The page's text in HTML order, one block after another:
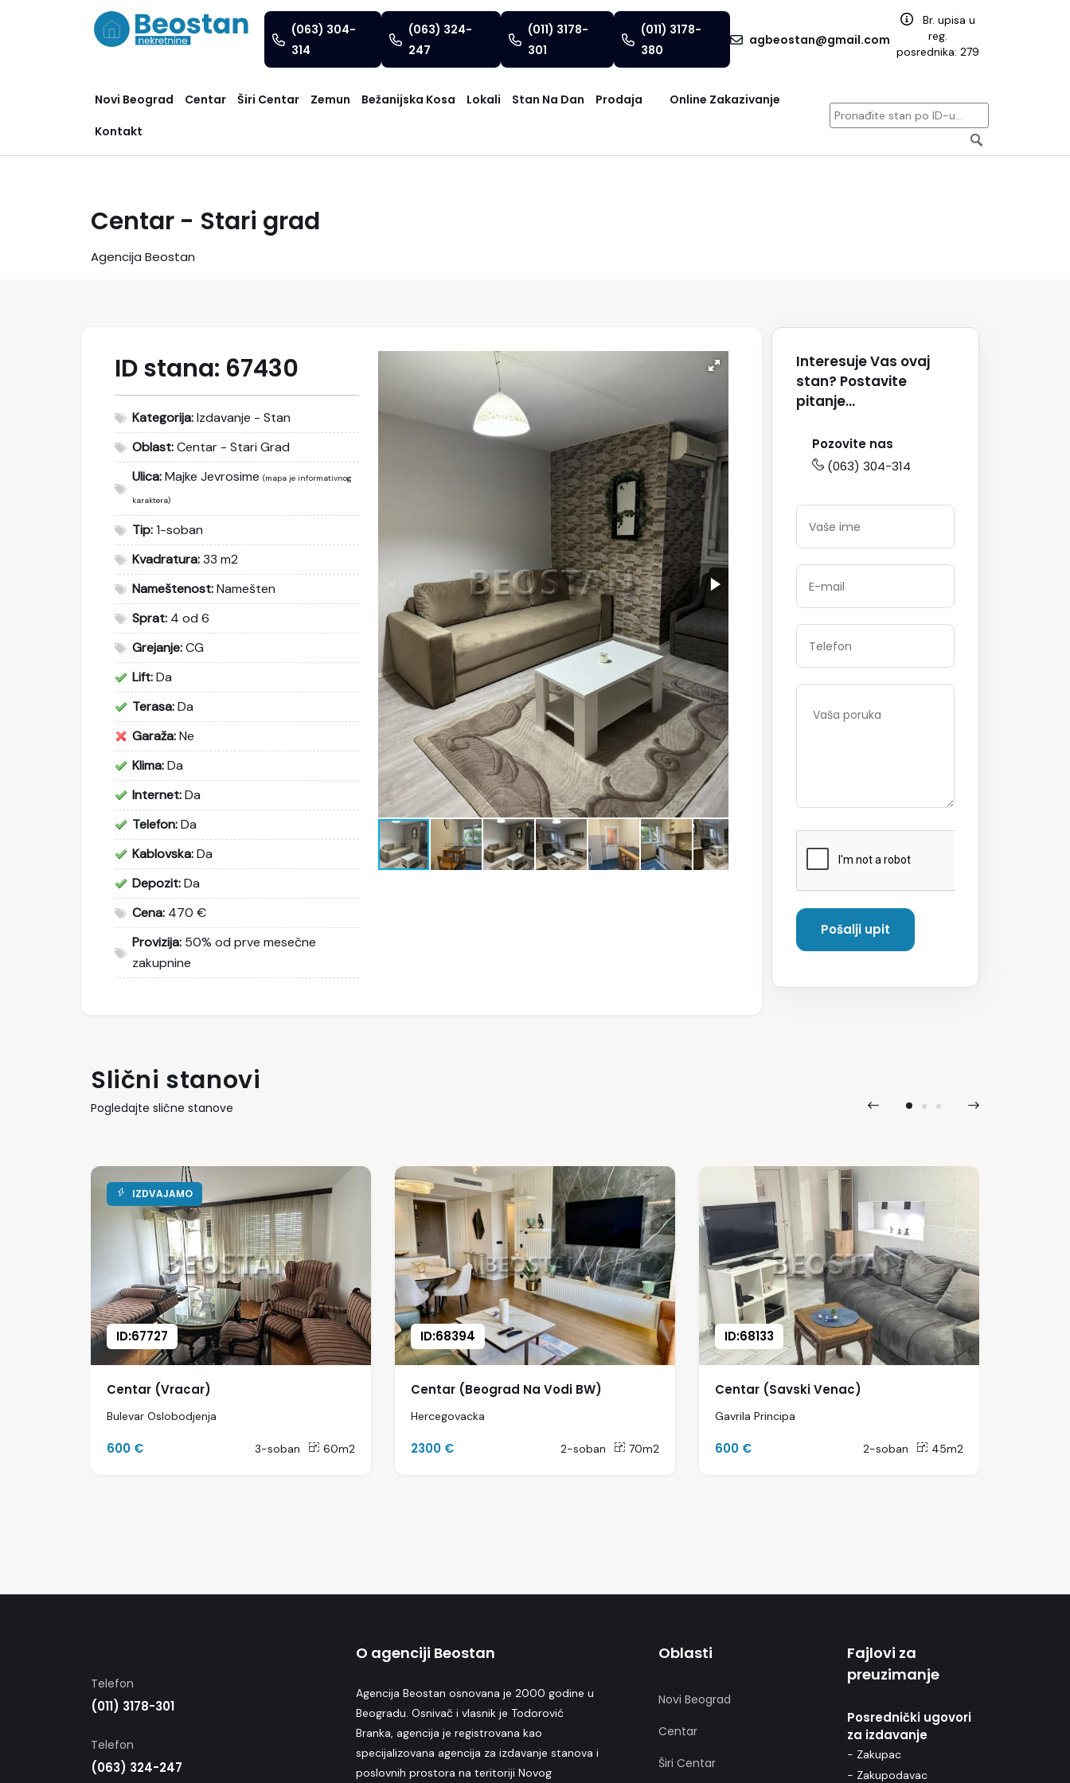
(063) 304-
314
(063) 324-
247
(011) 3178-
301
(011) 3178-
380
agbeostan@gmail.com
Br. upisa u
reg.
posrednika: 279
Novi Beograd Centar Širi Centar Zemun Bežanijska Kosa Lokali Stan Na Dan Prodaja
Online Zakazivanje
Kontakt
Centar - Stari grad
Agencija Beostan
ID stana: 67430
Kategorija:Izdavanje - Stan
Oblast:Centar - Stari Grad
Ulica:Majke Jevrosime (mapa je informativnog
karaktera)
Tip:1-soban
Kvadratura:33 m2
Nameštenost:Namešten
Sprat: 4 od 6
Grejanje:CG
Lift:Da
Terasa:Da
Garaža:Ne
Klima:Da
Internet:Da
Telefon:Da
Kablovska:Da
Depozit:Da
Cena: 470 €
Provizija: 50% od prve mesečne
zakupnine
Interesuje Vas ovaj
stan? Postavite
pitanje...
Pozovite nas
(063) 304-314
Slični stanovi
Pogledajte slične stanove
ID:67727
IZDVAJAMO
Centar (Vracar)
Bulevar Oslobodjenja
600 € 3-soban 60m2
ID:68394
Centar (Beograd Na Vodi BW)
Hercegovacka
2300 € 2-soban 70m2
ID:68133
Centar (Savski Venac)
Gavrila Principa
600 € 2-soban 45m2
Telefon
(011) 3178-301
Telefon
(063) 324-247
O agenciji Beostan
Agencija Beostan osnovana je 2000 godine u
Beogradu. Osnivač i vlasnik je Todorović
Branka, agencija je registrovana kao
specijalizovana agencija za izdavanje stanova i
poslovnih prostora na teritoriji Novog
Oblasti
Novi Beograd
Centar
Širi Centar
Fajlovi za
preuzimanje
Posrednički ugovori
za izdavanje
- Zakupac
- Zakupodavac